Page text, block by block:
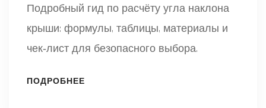
Подробный гид по расчёту угла наклона
крыши: формулы, таблицы, материалы и
чек‑лист для безопасного выбора.
ПОДРОБНЕЕ